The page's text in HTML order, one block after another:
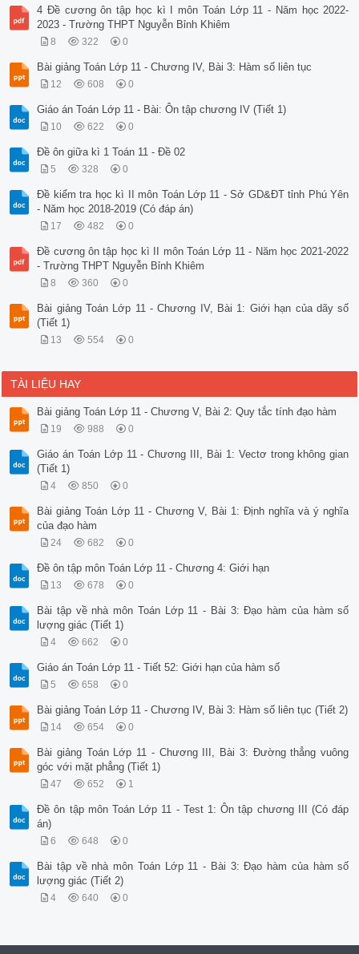
4 Đề cương ôn tập học kì I môn Toán Lớp 11 - Năm học 2022-
2023 - Trường THPT Nguyễn Bỉnh Khiêm
8 322 0
Bài giảng Toán Lớp 11 - Chương IV, Bài 3: Hàm số liên tục
12 608 0
Giáo án Toán Lớp 11 - Bài: Ôn tập chương IV (Tiết 1)
10 622 0
Đề ôn giữa kì 1 Toán 11 - Đề 02
5 328 0
Đề kiểm tra học kì II môn Toán Lớp 11 - Sở GD&ĐT tỉnh Phú Yên
- Năm học 2018-2019 (Có đáp án)
17 482 0
Đề cương ôn tập học kì II môn Toán Lớp 11 - Năm học 2021-2022
- Trường THPT Nguyễn Bỉnh Khiêm
8 360 0
Bài giảng Toán Lớp 11 - Chương IV, Bài 1: Giới hạn của dãy số
(Tiết 1)
13 554 0
TÀI LIỆU HAY
Bài giảng Toán Lớp 11 - Chương V, Bài 2: Quy tắc tính đạo hàm
19 988 0
Giáo án Toán Lớp 11 - Chương III, Bài 1: Vectơ trong không gian
(Tiết 1)
4 850 0
Bài giảng Toán Lớp 11 - Chương V, Bài 1: Định nghĩa và ý nghĩa
của đạo hàm
24 682 0
Đề ôn tập môn Toán Lớp 11 - Chương 4: Giới hạn
13 678 0
Bài tập về nhà môn Toán Lớp 11 - Bài 3: Đạo hàm của hàm số
lượng giác (Tiết 1)
4 662 0
Giáo án Toán Lớp 11 - Tiết 52: Giới hạn của hàm số
5 658 0
Bài giảng Toán Lớp 11 - Chương IV, Bài 3: Hàm số liên tục (Tiết 2)
14 654 0
Bài giảng Toán Lớp 11 - Chương III, Bài 3: Đường thẳng vuông
góc với mặt phẳng (Tiết 1)
47 652 1
Đề ôn tập môn Toán Lớp 11 - Test 1: Ôn tập chương III (Có đáp
án)
6 648 0
Bài tập về nhà môn Toán Lớp 11 - Bài 3: Đạo hàm của hàm số
lượng giác (Tiết 2)
4 640 0